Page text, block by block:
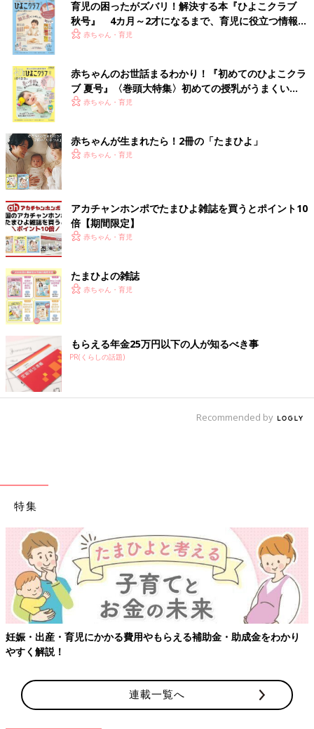
育児の困ったがズバリ！解決する本『ひよこクラブ
秋号』 4カ月～2才になるまで、育児に役立つ情報が
いっぱい！
赤ちゃん・育児
赤ちゃんのお世話まるわかり！『初めてのひよこクラ
ブ 夏号』〈巻頭大特集〉初めての授乳がうまくい
く！ おっぱい・ミルクの基本と夏のトラブル 解決テ
赤ちゃん・育児
赤ちゃんが生まれたら！2冊の「たまひよ」
赤ちゃん・育児
アカチャンホンポでたまひよ雑誌を買うとポイント10
倍【期間限定】
赤ちゃん・育児
たまひよの雑誌
赤ちゃん・育児
もらえる年金25万円以下の人が知るべき事
PR(くらしの話題)
Recommended by
特集
妊娠・出産・育児にかかる費用やもらえる補助金・助成金をわかり
やすく解説！
連載一覧へ